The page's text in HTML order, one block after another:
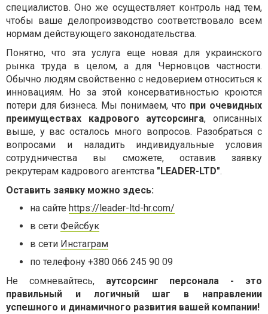
специалистов. Оно же осуществляет контроль над тем,
чтобы ваше делопроизводство соответствовало всем
нормам действующего законодательства.
Понятно, что эта услуга еще новая для украинского
рынка труда в целом, а для Черновцов частности.
Обычно людям свойственно с недоверием относиться к
инновациям. Но за этой консервативностью кроются
потери для бизнеса. Мы понимаем, что при очевидных
преимуществах кадрового аутсорсинга, описанных
выше, у вас осталось много вопросов. Разобраться с
вопросами и наладить индивидуальные условия
сотрудничества вы сможете, оставив заявку
рекрутерам кадрового агентства "LEADER-LTD".
Оставить заявку можно здесь:
на сайте https://leader-ltd-hr.com/
в сети Фейсбук
в сети Инстаграм
по телефону +380 066 245 90 09
Не сомневайтесь, аутсорсинг персонала - это
правильный и логичный шаг в направлении
успешного и динамичного развития вашей компании!